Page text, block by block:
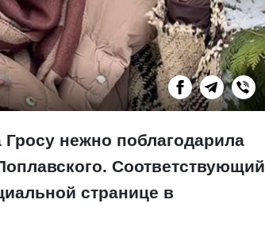
нежно поблагодарила
Соответствующий
странице в